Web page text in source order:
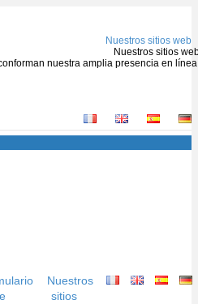
Nuestros sitios web
Nuestros sitios
nuestra amplia presencia en
Nuestros
sitios